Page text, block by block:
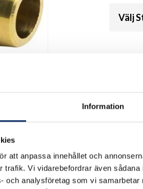
Information
att anpassa innehållet och
Vi vidarebefordrar även
och analysföretag som vi
Välj